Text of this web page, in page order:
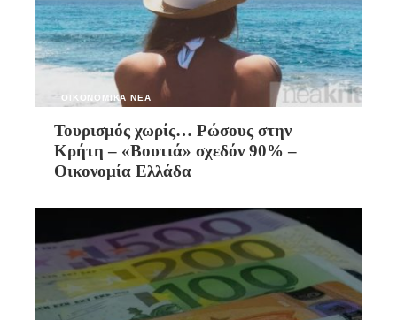
ΟΙΚΟΝΟΜΙΚΑ ΝΕΑ
Τουρισμός χωρίς… Ρώσους στην
Κρήτη – «Βουτιά» σχεδόν 90% –
Οικονομία Ελλάδα